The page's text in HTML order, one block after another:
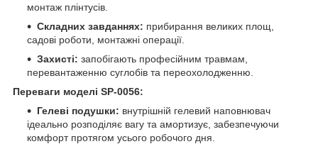
монтаж плінтусів.
Складних завданнях: прибирання великих площ,
садові роботи, монтажні операції.
Захисті: запобігають професійним травмам,
перевантаженню суглобів та переохолодженню.
Переваги моделі SP-0056:
Гелеві подушки: внутрішній гелевий наповнювач
ідеально розподіляє вагу та амортизує, забезпечуючи
комфорт протягом усього робочого дня.